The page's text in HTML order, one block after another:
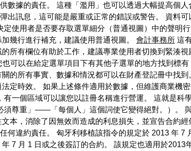
數據的責任。 這種「濫用」也可以透過大幅提高個
出訊息，這可能是嚴重或正常的錯誤或警告。 資料
使用者是否要存取選單細分（普通視圖）中的聲明
幾行進行補充，建議使用普通視圖。 會計事務所 這
所有欄位有助於工作，建議專業使用者切換到緊湊
可以在給定選單項目下有其他子選單的地方找到標
的所有事實、數據和情況都可以在財產登記冊中找
定時效。 如果上述條件適用於數據，但維護商業機
有一個區域可以讓您以註冊名稱進行營運。 這就是科
尊重」——「每個人」這個詞使它變得絕對。）。
本，消除了因無效而造成的利息損失，並宣告合約
違約責任。 匈牙利移植該指令的規定於 2013 年 7
7 月 1 日或之後簽訂的合約。 該規定也適用於2013